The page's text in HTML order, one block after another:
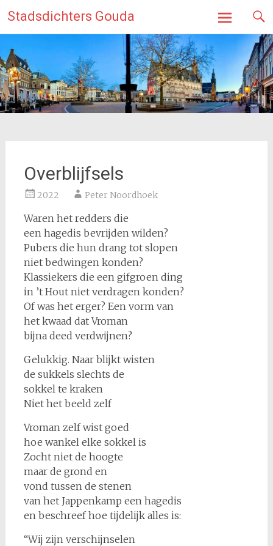
naar
de
inhoud
Stadsdichters Gouda
Overblijfsels
2022 Peter Noordhoek
Waren het redders die
een hagedis bevrijden wilden?
Pubers die hun drang tot slopen
niet bedwingen konden?
Klassiekers die een gifgroen ding
in ’t Hout niet verdragen konden?
Of was het erger? Een vorm van
het kwaad dat Vroman
bijna deed verdwijnen?
Gelukkig. Naar blijkt wisten
de sukkels slechts de
sokkel te kraken
Niet het beeld zelf
Vroman zelf wist goed
hoe wankel elke sokkel is
Zocht niet de hoogte
maar de grond en
vond tussen de stenen
van het Jappenkamp een hagedis
en beschreef hoe tijdelijk alles is:
“Wij zijn verschijnselen